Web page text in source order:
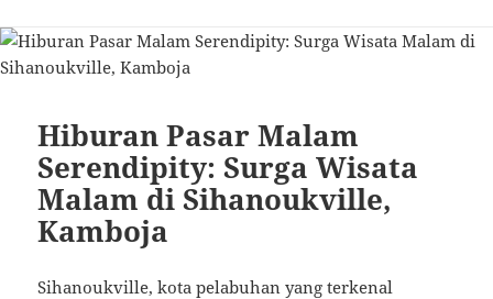
Hiburan Pasar Malam
Serendipity: Surga Wisata
Malam di Sihanoukville,
Kamboja
Sihanoukville, kota pelabuhan yang terkenal